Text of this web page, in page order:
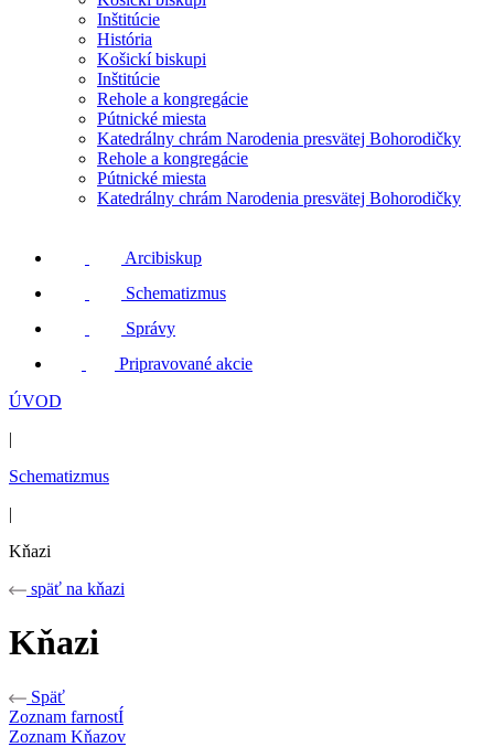
Inštitúcie
História
Košickí biskupi
Inštitúcie
Rehole a kongregácie
Pútnické miesta
Katedrálny chrám Narodenia presvätej Bohorodičky
Rehole a kongregácie
Pútnické miesta
Katedrálny chrám Narodenia presvätej Bohorodičky
Arcibiskup
Schematizmus
Správy
Pripravované akcie
ÚVOD
|
Schematizmus
|
Kňazi
späť na kňazi
Kňazi
Späť
Zoznam farnostÍ
Zoznam Kňazov